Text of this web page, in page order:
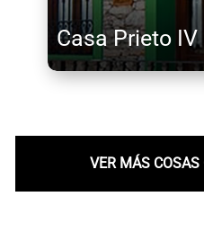
Casa Prieto IV
VER MÁS COSAS